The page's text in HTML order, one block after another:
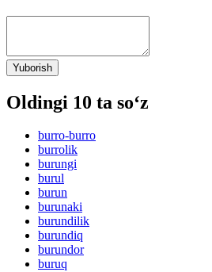
Yuborish
Oldingi 10 ta so‘z
burro-burro
burrolik
burungi
burul
burun
burunaki
burundilik
burundiq
burundor
buruq